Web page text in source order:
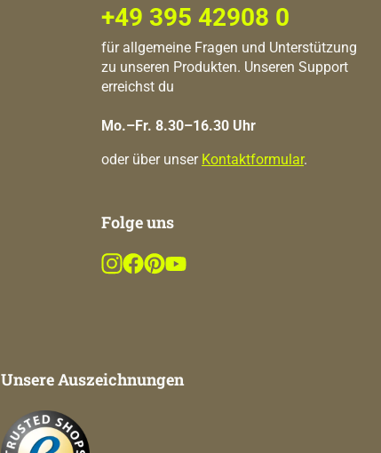
+49 395 42908 0
für allgemeine Fragen und Unterstützung
zu unseren Produkten. Unseren Support
erreichst du
Mo.–Fr. 8.30–16.30 Uhr
oder über unser Kontaktformular.
Folge uns
Unsere Auszeichnungen